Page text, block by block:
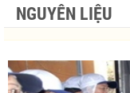
NGUYÊN LIỆU